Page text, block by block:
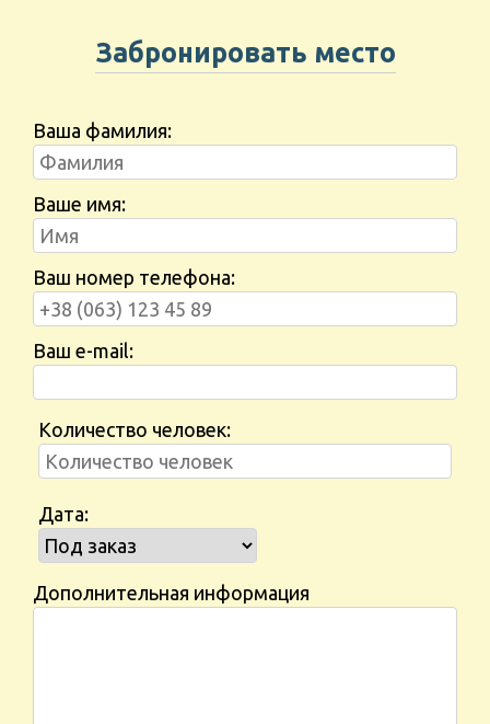
Забронировать место
Ваша фамилия:
Ваше имя:
Ваш номер телефона:
Ваш e-mail:
Количество человек:
Дата:
Дополнительная информация